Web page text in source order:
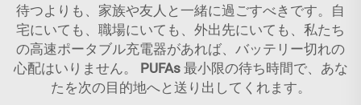
待つよりも、家族や友人と一緒に過ごすべきです。自
宅にいても、職場にいても、外出先にいても、私たち
の高速ポータブル充電器があれば、バッテリー切れの
心配はいりません。 PUFAs 最小限の待ち時間で、あな
たを次の目的地へと送り出してくれます。